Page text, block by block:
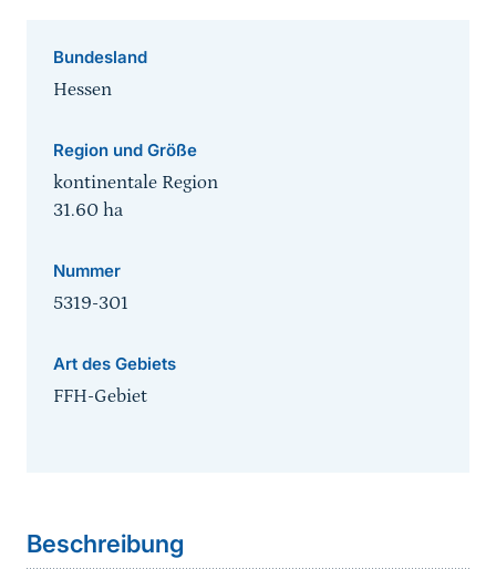
Bundesland
Hessen
Region und Größe
kontinentale Region
31.60 ha
Nummer
5319-301
Art des Gebiets
FFH-Gebiet
Beschreibung